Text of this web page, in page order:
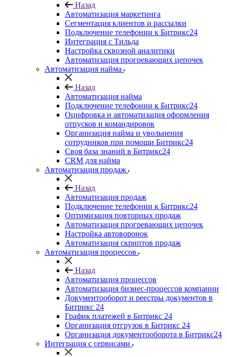
Назад
Автоматизация маркетинга
Сегментация клиентов и рассылки
Подключение телефонии к Битрикс24
Интеграция с Тильда
Настройка сквозной аналитики
Автоматизация прогревающих цепочек
Автоматизация найма
Назад
Автоматизация найма
Подключение телефонии к Битрикс24
Оцифровка и автоматизация оформления
отпусков и командировок
Организация найма и увольнения
сотрудников при помощи Битрикс24
Своя база знаний в Битрикс24
CRM для найма
Автоматизация продаж
Назад
Автоматизация продаж
Подключение телефонии к Битрикс24
Оптимизация повторных продаж
Автоматизация прогревающих цепочек
Настройка автоворонок
Автоматизация скриптов продаж
Автоматизация процессов
Назад
Автоматизация процессов
Автоматизация бизнес-процессов компании
Документооборот и реестры документов в
Битрикс 24
График платежей в Битрикс 24
Организация отгрузок в Битрикс 24
Организация документооборота в Битрикс24
Интеграция с сервисами